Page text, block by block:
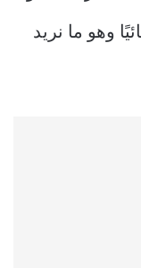
وهو ما نريد